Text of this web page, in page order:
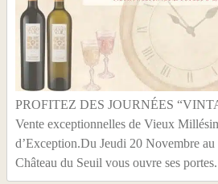
PROFITEZ DES JOURNÉES
Vente exceptionnelles de Vieux
d’Exception.Du Jeudi 20 Novembre
Château du Seuil vous ouvre ses